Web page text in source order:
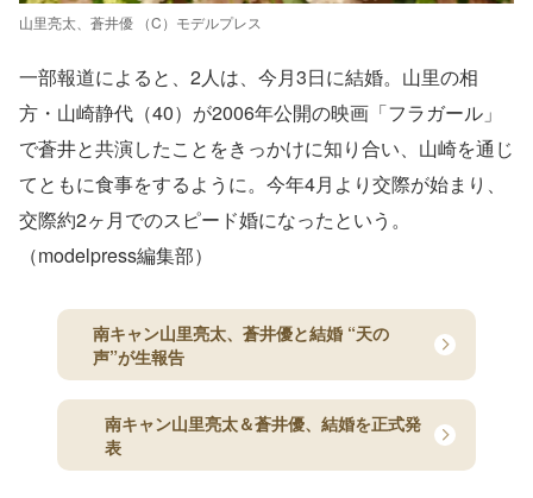
山里亮太、蒼井優 （C）モデルプレス
一部報道によると、2人は、今月3日に結婚。山里の相
方・山崎静代（40）が2006年公開の映画「フラガール」
で蒼井と共演したことをきっかけに知り合い、山崎を通じ
てともに食事をするように。今年4月より交際が始まり、
交際約2ヶ月でのスピード婚になったという。
（modelpress編集部）
南キャン山里亮太、蒼井優と結婚 “天の
声”が生報告
南キャン山里亮太＆蒼井優、結婚を正式発
表